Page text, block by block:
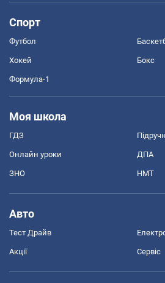
Спорт
Футбол
Хокей Бокс
Формула-1
Моя школа
ГДЗ
Онлайн уроки ДПА
ЗНО НМТ
Авто
Тест Драйв
Акції Сервіс